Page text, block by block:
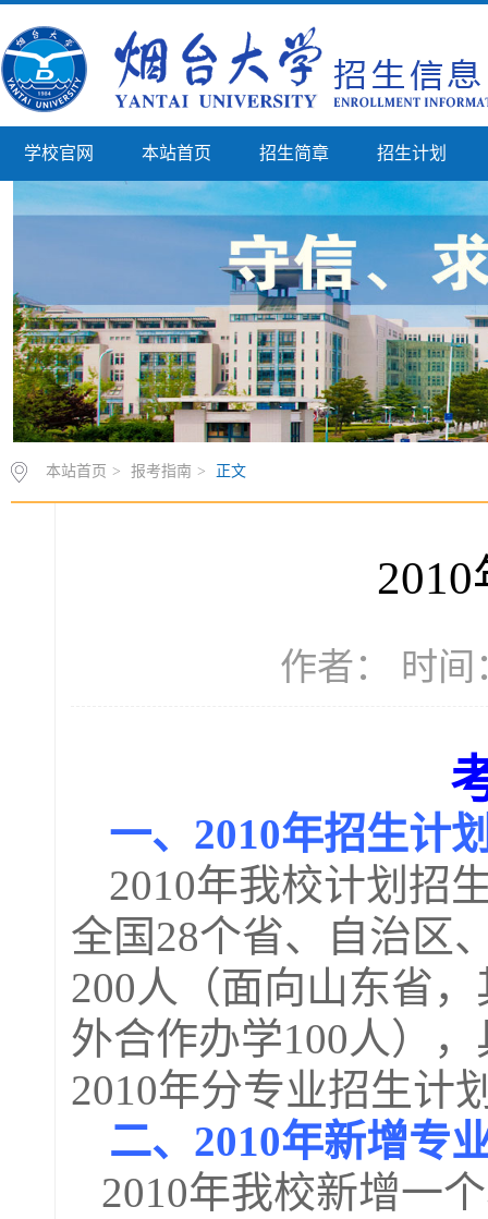
学校官网 本站首页 招生简章 招生计划
本站首页 > 报考指南 > 正文
作者： 时间
一、 2010年招生计
2010年我校计划招
全国28个省、自治区
200人（面向山东省
外合作办学100人）
2010年分专业招生计
二、 2010年新增专
2010年我校新增一